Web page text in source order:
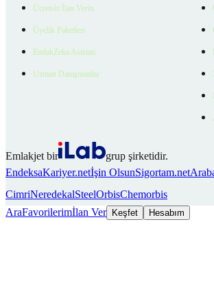
Ücretsiz İlan Verin
Üyelik Paketleri
EmlakZeka Asistan
Uzman Danışmanlar
Emlakjet bir
grup şirketidir.
EndeksaKariyer.netİşin OlsunSigortam.net
CimriNeredekalSteelOrbisChemorbis
AraFavorilerimİlan Ver Keşfet Hesabım